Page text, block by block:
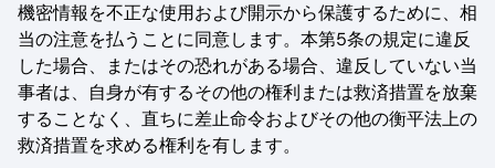
機密情報を不正な使用および開示から保護するために、相
当の注意を払うことに同意します。本第5条の規定に違反
した場合、またはその恐れがある場合、違反していない当
事者は、自身が有するその他の権利または救済措置を放棄
することなく、直ちに差止命令およびその他の衡平法上の
救済措置を求める権利を有します。